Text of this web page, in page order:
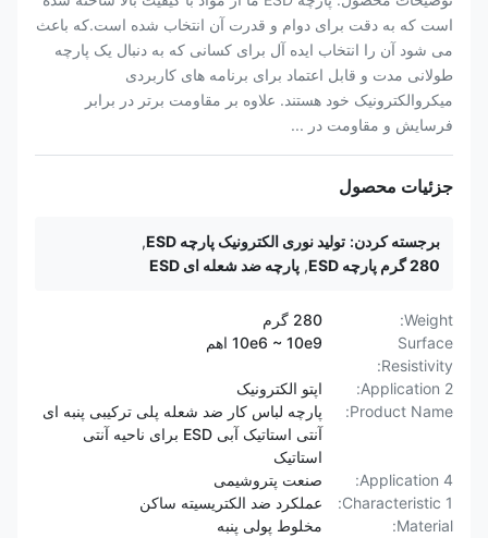
است که به دقت برای دوام و قدرت آن انتخاب شده است.که باعث
می شود آن را انتخاب ایده آل برای کسانی که به دنبال یک پارچه
طولانی مدت و قابل اعتماد برای برنامه های کاربردی
میکروالکترونیک خود هستند. علاوه بر مقاومت برتر در برابر
فرسایش و مقاومت در ...
جزئیات محصول
برجسته کردن: تولید نوری الکترونیک پارچه ESD
,
280 گرم پارچه ESD
, پارچه ضد شعله ای ESD
Weight:
280 گرم
Surface
Resistivity:
10e6 ~ 10e9 اهم
Application 2:
اپتو الکترونیک
Product Name:
پارچه لباس کار ضد شعله پلی ترکیبی پنبه ای
آنتی استاتیک آبی ESD برای ناحیه آنتی
استاتیک
Application 4:
صنعت پتروشیمی
Characteristic 1:
عملکرد ضد الکتریسیته ساکن
Material:
مخلوط پولی پنبه